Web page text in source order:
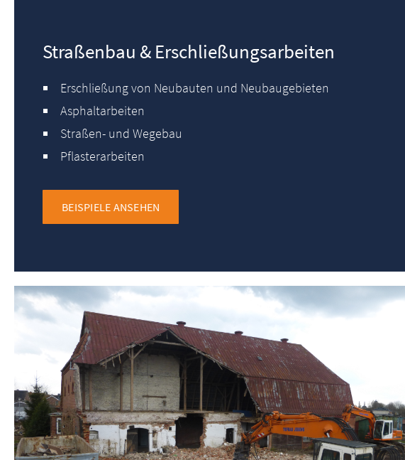
Straßenbau & Erschließungsarbeiten
Erschließung von Neubauten und Neubaugebieten
Asphaltarbeiten
Straßen- und Wegebau
Pflasterarbeiten
BEISPIELE ANSEHEN